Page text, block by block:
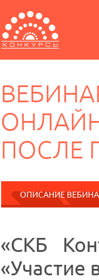
ПОСЛЕ
ОПИСАНИЕ
«СКБ
«Участие